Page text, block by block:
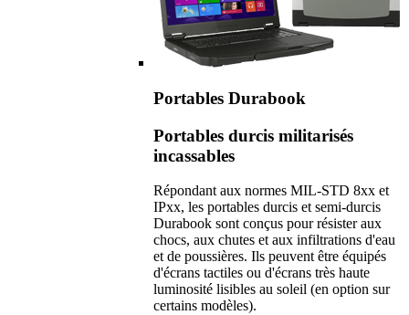
Portables Durabook
Portables durcis militarisés
incassables
Répondant aux normes MIL-STD 8xx et
IPxx, les portables durcis et semi-durcis
Durabook sont conçus pour résister aux
chocs, aux chutes et aux infiltrations d'eau
et de poussières. Ils peuvent être équipés
d'écrans tactiles ou d'écrans très haute
luminosité lisibles au soleil (en option sur
certains modèles).